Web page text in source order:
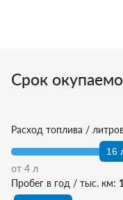
Срок
Расход топлива /
16
от 4 л
Пробег в год / тыс. км: